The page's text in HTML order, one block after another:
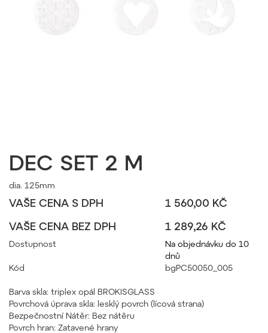
DEC SET 2 M
dia. 125mm
VAŠE CENA S DPH
1 560,00 KČ
VAŠE CENA BEZ DPH
1 289,26 KČ
Dostupnost
Na objednávku do 10
dnů
Kód
bgPC50050_005
Barva skla: triplex opál BROKISGLASS
Povrchová úprava skla: lesklý povrch (lícová strana)
Bezpečnostní Nátěr: Bez nátěru
Povrch hran: Zatavené hrany